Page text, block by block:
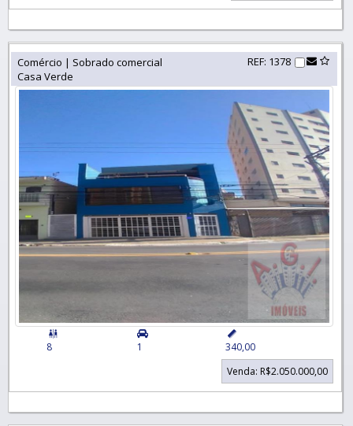
Comércio | Sobrado comercial
Casa Verde
REF: 1378

8 1

340,00
Venda: R$2.050.000,00